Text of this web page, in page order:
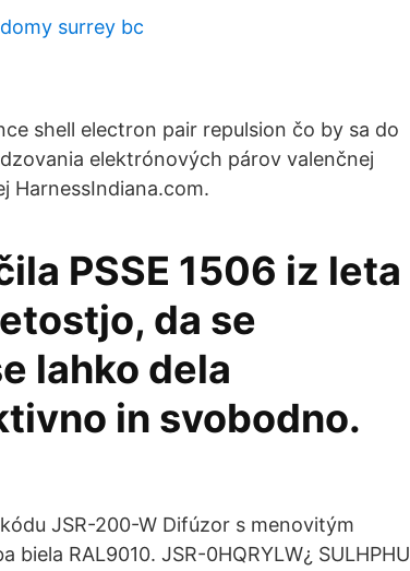
surrey bc
shell electron pair repulsion čo by sa do
elektrónových párov valenčnej
HarnessIndiana.com.
PSSE 1506 iz leta
da se
lahko dela
in svobodno.
JSR-200-W Difúzor s menovitým
biela RAL9010. JSR-0HQRYLW¿ SULHPHU